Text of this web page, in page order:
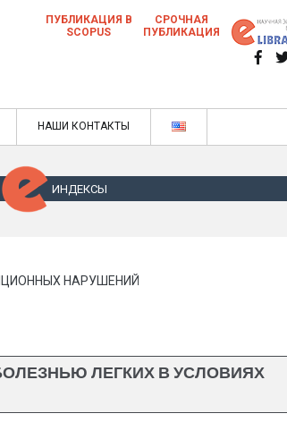
статей в
научном журнале
ПУБЛИКАЦИЯ В
SCOPUS
СРОЧНАЯ
ПУБЛИКАЦИЯ
НАШИ КОНТАКТЫ
ИНДЕКСЫ
НАРУШЕНИЙ
ЛЕГКИХ В УСЛОВИЯХ